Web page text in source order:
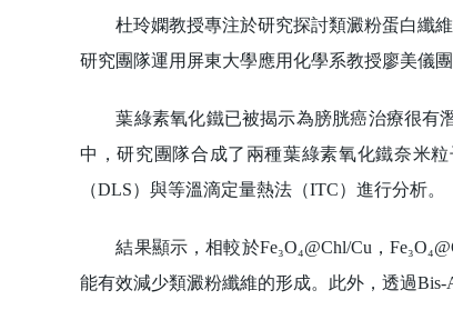
杜玲嫻教授專注於研究探討類澱粉蛋白纖維
研究團隊運用屏東大學應用化學系教授廖美儀
葉綠素氧化鐵已被揭示為膀胱癌治療很有潛
中，研究團隊合成了兩種葉綠素氧化鐵奈米粒
（DLS）與等溫滴定量熱法（ITC）進行分析。
結果顯示，相較於Fe₃O₄@Chl/Cu，
能有效減少類澱粉纖維的形成。此外，透過